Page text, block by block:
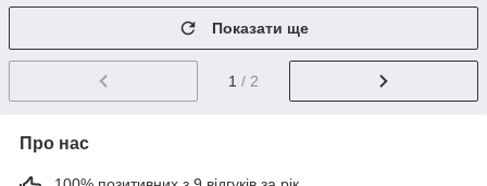
Показати ще
1 / 2
Про нас